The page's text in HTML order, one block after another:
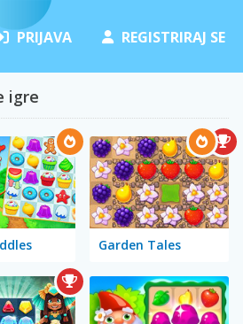
PRIJAVA REGISTRIRAJ SE
igre
Garden Tales